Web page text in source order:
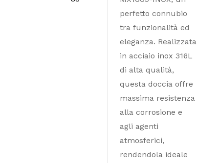
perfetto connubio
tra funzionalità ed
eleganza. Realizzata
in acciaio inox 316L
di alta qualità,
questa doccia offre
massima resistenza
alla corrosione e
agli agenti
atmosferici,
rendendola ideale